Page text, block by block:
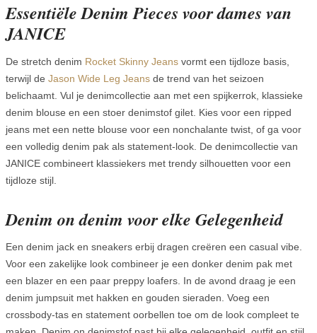
Essentiële Denim Pieces voor dames van
JANICE
De stretch denim Rocket Skinny Jeans vormt een tijdloze basis,
terwijl de Jason Wide Leg Jeans de trend van het seizoen
belichaamt. Vul je denimcollectie aan met een spijkerrok, klassieke
denim blouse en een stoer denimstof gilet. Kies voor een ripped
jeans met een nette blouse voor een nonchalante twist, of ga voor
een volledig denim pak als statement-look. De denimcollectie van
JANICE combineert klassiekers met trendy silhouetten voor een
tijdloze stijl.
Denim on denim voor elke Gelegenheid
Een denim jack en sneakers erbij dragen creëren een casual vibe.
Voor een zakelijke look combineer je een donker denim pak met
een blazer en een paar preppy loafers. In de avond draag je een
denim jumpsuit met hakken en gouden sieraden. Voeg een
crossbody-tas en statement oorbellen toe om de look compleet te